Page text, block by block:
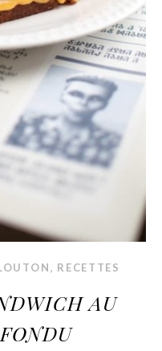
, RECETTES
AU